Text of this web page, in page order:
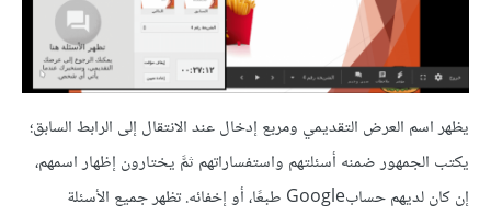
يظهر اسم العرض التقديمي ومربع إدخال عند الانتقال إلى الرابط السابق؛
يكتب الجمهور ضمنه أسئلتهم واستفساراتهم ثمَّ يختارون إظهار اسمهم،
إن كان لديهم حسابGoogle طبعًا، أو إخفائه. تظهر جميع الأسئلة